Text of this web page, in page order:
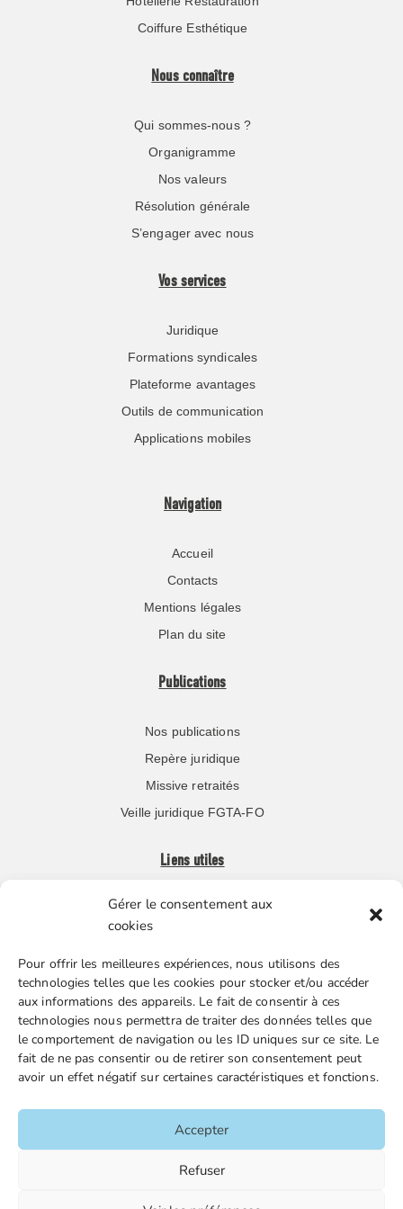
Gérer le consentement aux
cookies
Pour offrir les meilleures expériences, nous utilisons des
technologies telles que les cookies pour stocker et/ou accéder
aux informations des appareils. Le fait de consentir à ces
technologies nous permettra de traiter des données telles que
le comportement de navigation ou les ID uniques sur ce site. Le
fait de ne pas consentir ou de retirer son consentement peut
avoir un effet négatif sur certaines caractéristiques et fonctions.
Accepter
Refuser
Coiffure Esthétique
Nous connaître
Qui sommes-nous ?
Organigramme
Nos valeurs
Résolution générale
S’engager avec nous
Vos services
Juridique
Formations syndicales
Plateforme avantages
Outils de communication
Applications mobiles
Navigation
Accueil
Contacts
Mentions légales
Plan du site
Publications
Nos publications
Repère juridique
Missive retraités
Veille juridique FGTA-FO
Liens utiles
Boutique en ligne
Nos partenaires
Gestion des cookies
FGTA-FO / 15 avenue Victor Hugo – 92170 Vanves / 01 86
Accueil
Contacts